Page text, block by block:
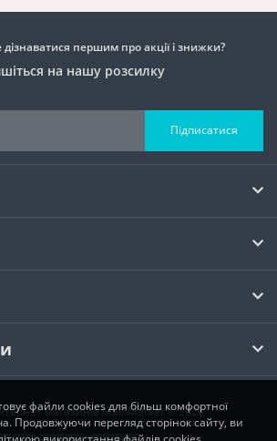
дізнаватися першим про акції і знижки?
на нашу розсилку
Підписатися
магазинівMainMarket © 2026
файли cookies для більш комфортної
Продовжуючи перегляд сторінок сайту, ви